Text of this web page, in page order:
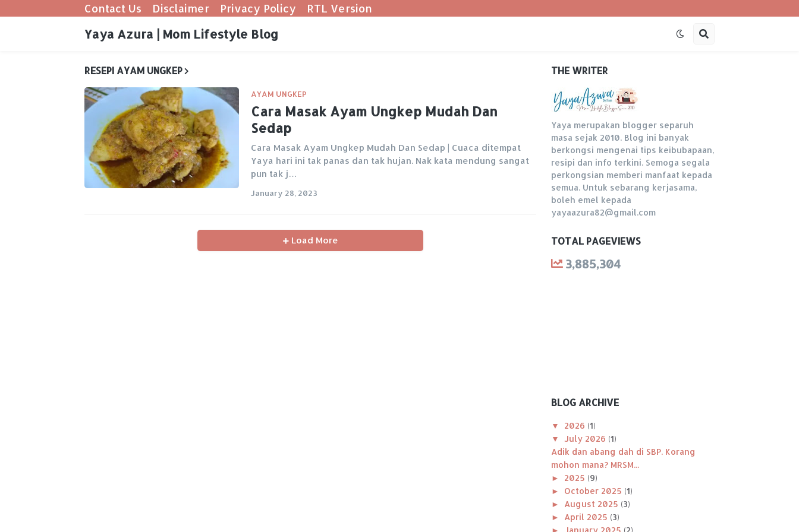
Contact Us Disclaimer Privacy Policy RTL Version
Yaya Azura | Mom Lifestyle Blog
RESEPI AYAM UNGKEP
AYAM UNGKEP
Cara Masak Ayam Ungkep Mudah Dan
Sedap
Cara Masak Ayam Ungkep Mudah Dan Sedap | Cuaca ditempat
Yaya hari ini tak panas dan tak hujan. Nak kata mendung sangat
pun tak j…
January 28, 2023
Load More
THE WRITER
Yaya merupakan blogger separuh
masa sejak 2010. Blog ini banyak
berkongsi mengenai tips keibubapaan,
resipi dan info terkini. Semoga segala
perkongsian memberi manfaat kepada
semua. Untuk sebarang kerjasama,
boleh emel kepada
yayaazura82@gmail.com
TOTAL PAGEVIEWS
3,885,304
BLOG ARCHIVE
▼ 2026 (1)
▼ July 2026 (1)
Adik dan abang dah di SBP. Korang
mohon mana? MRSM...
► 2025 (9)
► October 2025 (1)
► August 2025 (3)
► April 2025 (3)
► January 2025 (2)